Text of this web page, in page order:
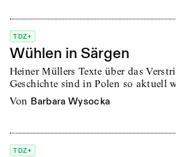
TDZ+
Wühlen in Särgen
Heiner Müllers Texte über das
Geschichte sind in Polen so aktuell
von Barbara Wysocka
TDZ+